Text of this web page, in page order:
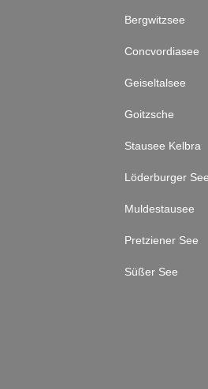
Bergwitzsee
Concvordiasee
Geiseltalsee
Goitzsche
Stausee Kelbra
Löderburger See
Muldestausee
Pretziener See
Süßer See